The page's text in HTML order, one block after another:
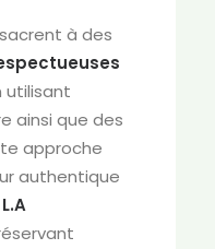
à des
utilisant
ainsi que des
approche
authentique
L.A